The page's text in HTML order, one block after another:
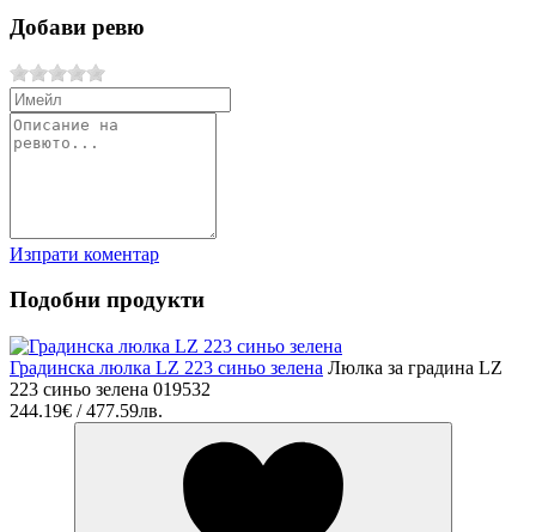
Добави ревю
Изпрати коментар
Подобни продукти
Градинска люлка LZ 223 синьо зелена Люлка за градина LZ
223 синьо зелена 019532
244.19€ / 477.59лв.